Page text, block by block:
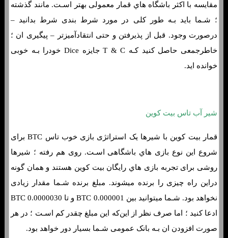
مقایسه با اکثر باشگاه هاي‌ قمار معمولی بهتر اسـت. مانند گذشته
؛ شـما باید بـه طور کلی در مورد شرط بندی شرط بدانید –
درصورت وجود. قبل از پذیرفتن و حتی انتقادآمیزتر – پیگیری ان ؛
خاطرجمعی حاصل کنید کـه T & C جایزه Dice خودرا بـه خوبی
خوانده اید.
شیر آب تاس بیت کوین
قمار بیت کوین با شیرها یک استراتژی بازی خوب تاس BTC برای
شروع این نوع بازی هاي‌ باشگاهی اسـت. روی هم رفته ؛ شیرها
روشی برای تجربه بازی هاي‌ رایگان بیت کوین هستند و همان‌ گونه
دراین راه چیزی را برنده میشوند. مبلغ برنده شـما مقدار زیادی
نخواهد بود. شـما میتوانید بین 0.000001 BTC و تا 0.0000030 BTC
ادعا کنید ؛ اما صرف نظر از این‌که این مبلغ چقدر کم اسـت ؛ در هر
صورت افزودن ان بـه بانک عمومی شـما بسیار دور خواهد بود.